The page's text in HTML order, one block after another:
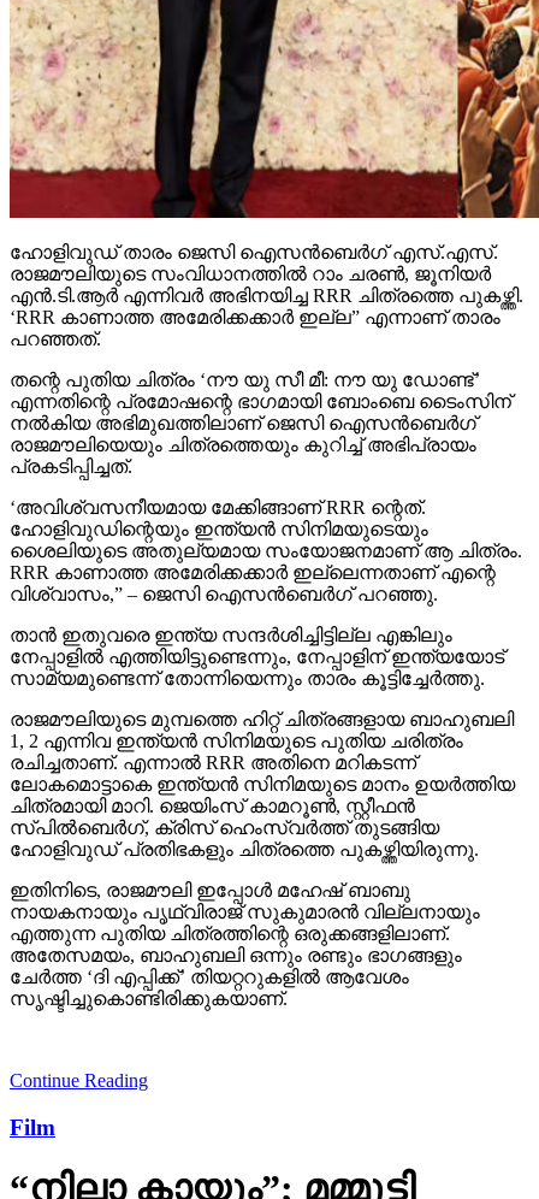
ഹോളിവുഡ് താരം ജെസി ഐസന്‍ബെര്‍ഗ് എസ്.എസ്.
രാജമൗലിയുടെ സംവിധാനത്തില്‍ റാം ചരണ്‍, ജൂനിയര്‍
എന്‍.ടി.ആര്‍ എന്നിവര്‍ അഭിനയിച്ച RRR ചിത്രത്തെ പുകഴ്ത്തി.
‘RRR കാണാത്ത അമേരിക്കക്കാര്‍ ഇല്ല” എന്നാണ് താരം
പറഞ്ഞത്.
തന്റെ പുതിയ ചിത്രം ‘നൗ യു സീ മീ: നൗ യു ഡോണ്ട്’
എന്നതിന്റെ പ്രമോഷന്റെ ഭാഗമായി ബോംബെ ടൈംസിന്
നല്‍കിയ അഭിമുഖത്തിലാണ് ജെസി ഐസന്‍ബെര്‍ഗ്
രാജമൗലിയെയും ചിത്രത്തെയും കുറിച്ച് അഭിപ്രായം
പ്രകടിപ്പിച്ചത്.
‘അവിശ്വസനീയമായ മേക്കിങ്ങാണ് RRR ന്റെത്.
ഹോളിവുഡിന്റെയും ഇന്ത്യന്‍ സിനിമയുടെയും
ശൈലിയുടെ അതുല്യമായ സംയോജനമാണ് ആ ചിത്രം.
RRR കാണാത്ത അമേരിക്കക്കാര്‍ ഇല്ലെന്നതാണ് എന്റെ
വിശ്വാസം,” – ജെസി ഐസന്‍ബെര്‍ഗ് പറഞ്ഞു.
താന്‍ ഇതുവരെ ഇന്ത്യ സന്ദര്‍ശിച്ചിട്ടില്ല എങ്കിലും
നേപ്പാളില്‍ എത്തിയിട്ടുണ്ടെന്നും, നേപ്പാളിന് ഇന്ത്യയോട്
സാമ്യമുണ്ടെന്ന് തോന്നിയെന്നും താരം കൂട്ടിച്ചേര്‍ത്തു.
രാജമൗലിയുടെ മുമ്പത്തെ ഹിറ്റ് ചിത്രങ്ങളായ ബാഹുബലി
1, 2 എന്നിവ ഇന്ത്യന്‍ സിനിമയുടെ പുതിയ ചരിത്രം
രചിച്ചതാണ്. എന്നാല്‍ RRR അതിനെ മറികടന്ന്
ലോകമൊട്ടാകെ ഇന്ത്യന്‍ സിനിമയുടെ മാനം ഉയര്‍ത്തിയ
ചിത്രമായി മാറി. ജെയിംസ് കാമറൂണ്‍, സ്റ്റീഫന്‍
സ്പില്‍ബെര്‍ഗ്, ക്രിസ് ഹെംസ്വര്‍ത്ത് തുടങ്ങിയ
ഹോളിവുഡ് പ്രതിഭകളും ചിത്രത്തെ പുകഴ്ത്തിയിരുന്നു.
ഇതിനിടെ, രാജമൗലി ഇപ്പോള്‍ മഹേഷ് ബാബു
നായകനായും പൃഥ്വിരാജ് സുകുമാരന്‍ വില്ലനായും
എത്തുന്ന പുതിയ ചിത്രത്തിന്റെ ഒരുക്കങ്ങളിലാണ്.
അതേസമയം, ബാഹുബലി ഒന്നും രണ്ടും ഭാഗങ്ങളും
ചേര്‍ത്ത ‘ദി എപ്പിക്ക്’ തിയറ്ററുകളില്‍ ആവേശം
സൃഷ്ടിച്ചുകൊണ്ടിരിക്കുകയാണ്.
Continue Reading
Film
“നിലാ കായും”; മമ്മൂട്ടി